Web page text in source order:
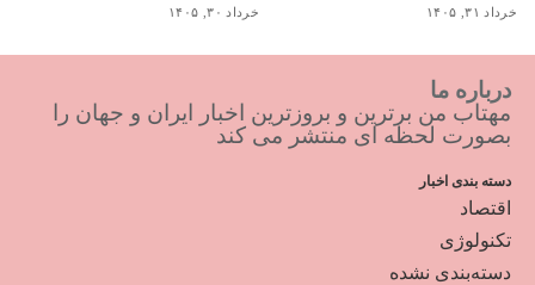
خرداد ۳۱, ۱۴۰۵ خرداد ۳۰, ۱۴۰۵
درباره ما
مهتاب من برترین و بروزترین اخبار ایران و جهان را
بصورت لحظه ای منتشر می کند
دسته بندی اخبار
اقتصاد
تکنولوژی
دسته‌بندی نشده